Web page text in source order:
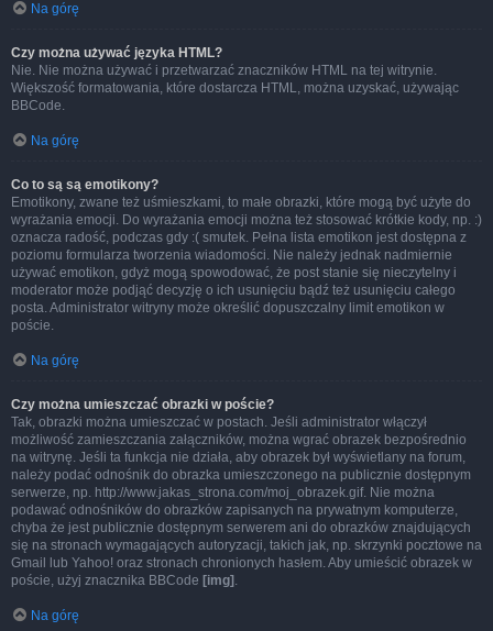
Na górę
Czy można używać języka HTML?
Nie. Nie można używać i przetwarzać znaczników HTML na tej witrynie.
Większość formatowania, które dostarcza HTML, można uzyskać, używając
BBCode.
Na górę
Co to są są emotikony?
Emotikony, zwane też uśmieszkami, to małe obrazki, które mogą być użyte do
wyrażania emocji. Do wyrażania emocji można też stosować krótkie kody, np. :)
oznacza radość, podczas gdy :( smutek. Pełna lista emotikon jest dostępna z
poziomu formularza tworzenia wiadomości. Nie należy jednak nadmiernie
używać emotikon, gdyż mogą spowodować, że post stanie się nieczytelny i
moderator może podjąć decyzję o ich usunięciu bądź też usunięciu całego
posta. Administrator witryny może określić dopuszczalny limit emotikon w
poście.
Na górę
Czy można umieszczać obrazki w poście?
Tak, obrazki można umieszczać w postach. Jeśli administrator włączył
możliwość zamieszczania załączników, można wgrać obrazek bezpośrednio
na witrynę. Jeśli ta funkcja nie działa, aby obrazek był wyświetlany na forum,
należy podać odnośnik do obrazka umieszczonego na publicznie dostępnym
serwerze, np. http://www.jakas_strona.com/moj_obrazek.gif. Nie można
podawać odnośników do obrazków zapisanych na prywatnym komputerze,
chyba że jest publicznie dostępnym serwerem ani do obrazków znajdujących
się na stronach wymagających autoryzacji, takich jak, np. skrzynki pocztowe na
Gmail lub Yahoo! oraz stronach chronionych hasłem. Aby umieścić obrazek w
poście, użyj znacznika BBCode [img] .
Na górę